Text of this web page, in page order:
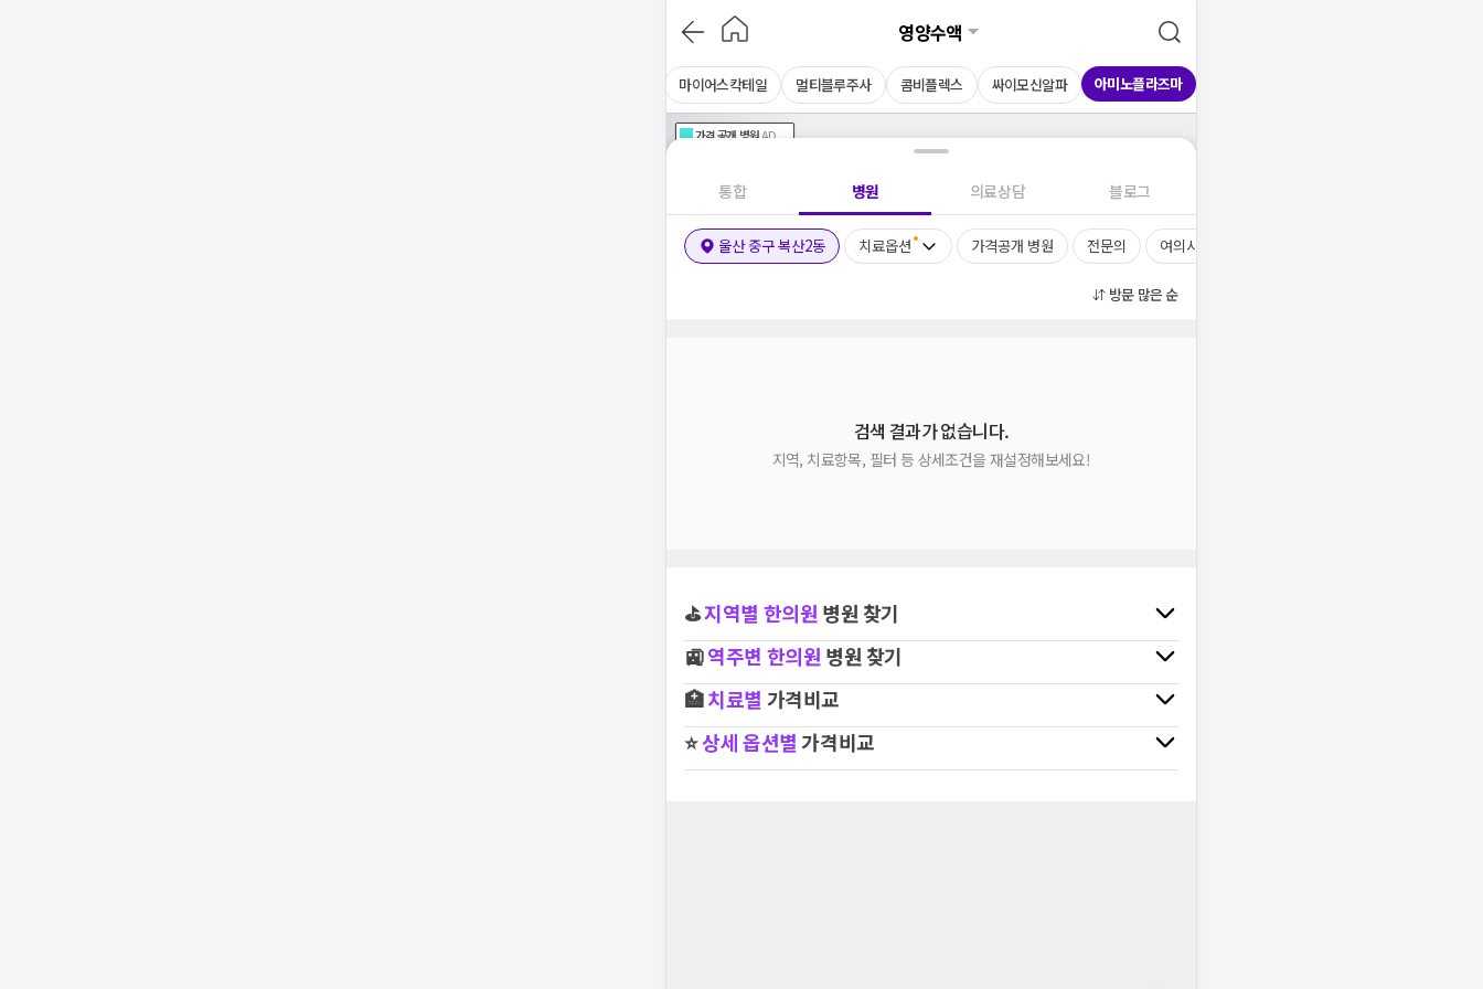
영양수액
마이어스칵테일 멀티블루주사 콤비플렉스 싸이모신알파 아미노플라즈마
가격공개 병원AD
통합 병원 의료상담 블로그
울산 중구 복산2동 치료옵션 가격공개 병원 전문의 여의사
방문 많은 순
검색 결과가 없습니다.
지역, 치료항목, 필터 등 상세조건을 재설정해보세요!
⛳지역별 한의원 병원 찾기
🚉역주변 한의원 병원 찾기
🏥치료별 가격비교
⭐상세 옵션별가격비교